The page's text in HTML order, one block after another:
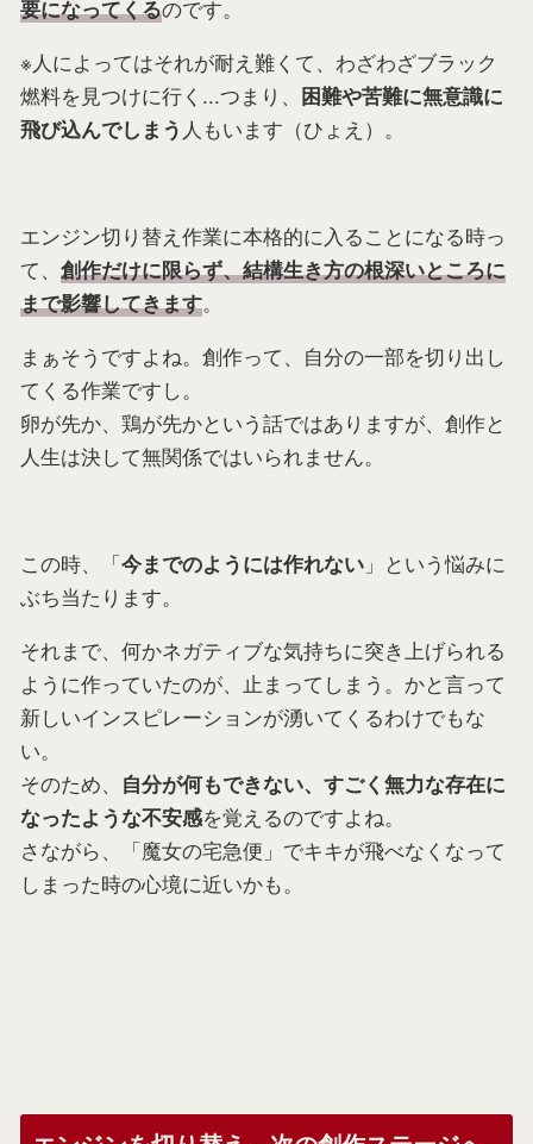
要になってくるのです。
※人によってはそれが耐え難くて、わざわざブラック
燃料を見つけに行く...つまり、 困難や苦難に無意識に
飛び込んでしまう 人もいます（ひょえ）。
エンジン切り替え作業に本格的に入ることになる時っ
て、 創作だけに限らず、結構生き方の根深いところに
まで影響してきます。
まぁそうですよね。創作って、自分の一部を切り出し
てくる作業ですし。
卵が先か、鶏が先かという話ではありますが、創作と
人生は決して無関係ではいられません。
この時、「今までのようには作れない 」という悩みに
ぶち当たります。
それまで、何かネガティブな気持ちに突き上げられる
ように作っていたのが、止まってしまう。かと言って
新しいインスピレーションが湧いてくるわけでもな
い。
そのため、
自分が何もできない、すごく無力な存在に
なったような不安感を覚えるのですよね。
さながら、「魔女の宅急便」でキキが飛べなくなって
しまった時の心境に近いかも。